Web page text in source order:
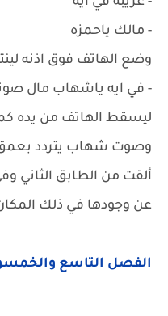
- مالك ياحمزه
وضع الهاتف فوق اذنه
- في ايه ياشهاب مال
ليسقط الهاتف من يده
وصوت شهاب يتردد بعمق
ألقت من الطابق الثاني
عن وجودها في ذلك
الفصل التاسع